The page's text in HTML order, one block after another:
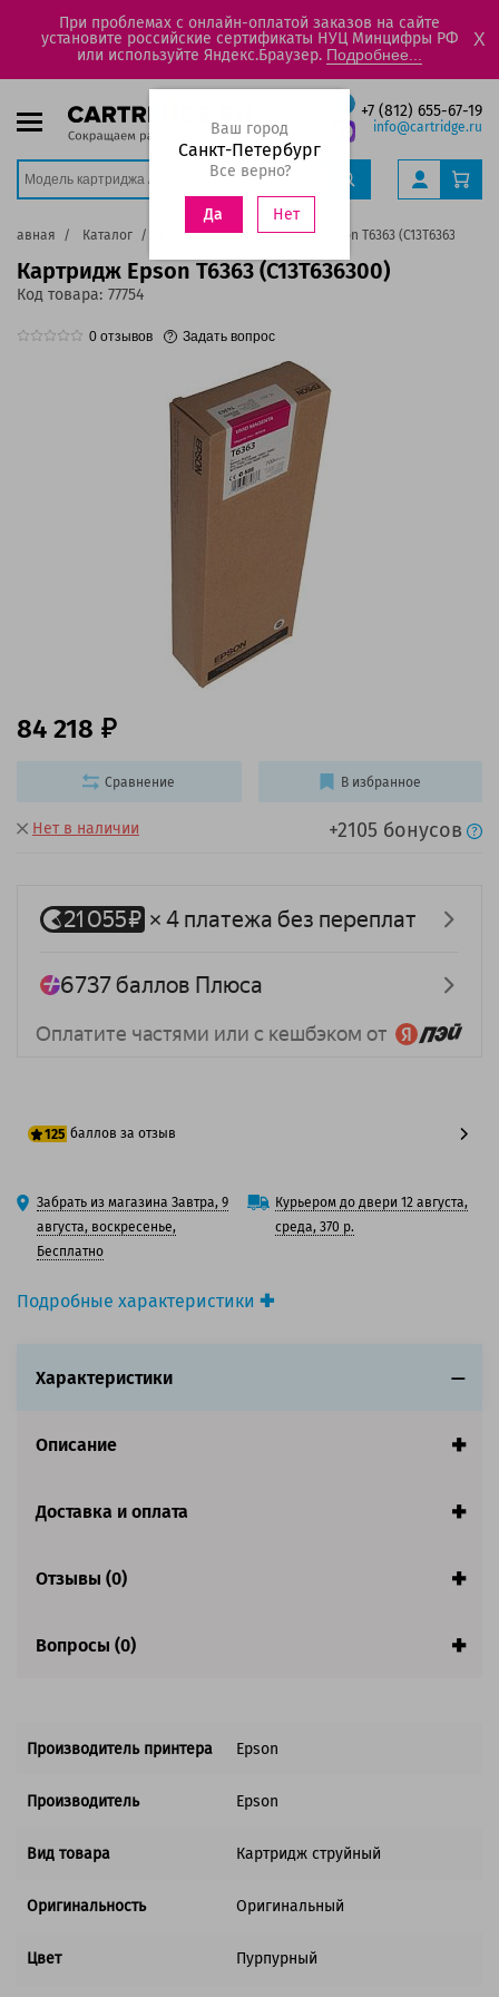
При проблемах с онлайн-оплатой заказов на сайте
установите российские сертификаты НУЦ Минцифры РФ
или используйте Яндекс.Браузер. Подробнее...
X
+7 (812) 655-67-19
info@cartridge.ru
Ваш город
Санкт-Петербург
Все верно?
Да Нет
Главная Каталог Картриджи Картридж Epson T6363 (C13T636300)
Картридж Epson T6363 (C13T636300)
Код товара: 77754
0 отзывов Задать вопрос
Подробные характеристики
Вид товара:Картридж струйный
Ресурс:700ml
Нет в наличии +2105 бонусов
84 218
125 баллов за отзыв
100 баллов
125 баллов
Забрать из магазина Завтра, 9
августа, воскресенье,
Бесплатно
Курьером до двери 12 августа,
среда, 370 р.
Сравнение В избранное
Характеристики
Описание
Доставка и оплата
Отзывы (0)
Вопросы (0)
Производитель принтера Epson
Производитель Epson
Вид товара Картридж струйный
Оригинальность Оригинальный
Цвет Пурпурный